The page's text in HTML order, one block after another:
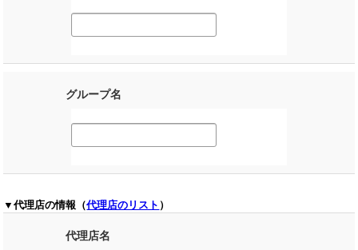
グループ名
▼代理店の情報（代理店のリスト ）
代理店名